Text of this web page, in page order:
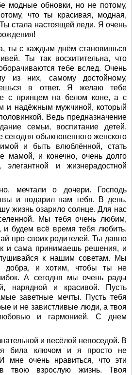
модные обновки, но не потому,
что ты красивая, модная,
стала настоящей леди. Я очень
ты с каждым днём становишься
Ты так восхитительна, что
тебе вслед. Очень
из них, самому достойному,
в ответ. Я желаю тебе
с принцем на белом коне, а с
и надёжным мужчиной, который
Ведь предназначение
семьи, воспитание детей.
сегодня обыкновенного женского
и быть влюблённой, стать
мамой, и конечно, очень долго
элегантной и жизнерадостной
мечтали о дочери. Господь
и подарил нам тебя. В день,
жизнь озарило солнце. Для нас
Мы тебя очень любим,
и будем всё время тебя любить.
про своих родителей. Ты давно
и сама принимаешь решения, и
к нашим советам. Мы
добра, и хотим, чтобы ты не
А сегодня мы очень рады
нарядной и красивой. Пусть
заветные мечты. Пусть тебя
и не завистливые люди, а твоя
и гармонией. С днем
и весёлой непоседой. В
била ключом и я просто не
мне очень нравиться, что эти
твою взрослую жизнь. Твоя